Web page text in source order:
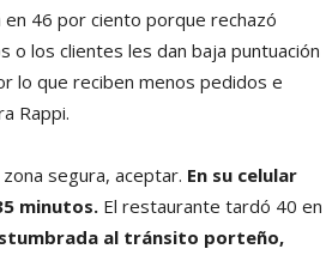
46 por ciento porque rechazó
o los clientes les dan baja puntuación
lo que reciben menos pedidos e
Rappi.
segura, aceptar. En su celular
minutos. El restaurante tardó 40 en
al tránsito porteño,